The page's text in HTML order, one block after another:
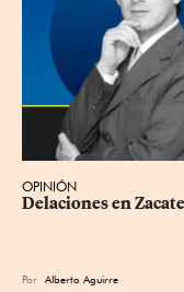
OPINIÓN
Delaciones en
Por Alberto Aguirre